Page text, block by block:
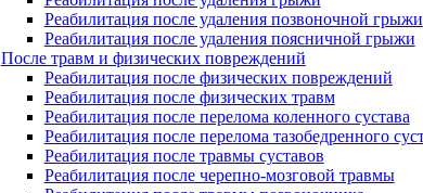
Реабилитация после удаления позвоночной грыжи
Реабилитация после удаления поясничной грыжи
После травм и физических повреждений
Реабилитация после физических повреждений
Реабилитация после физических травм
Реабилитация после перелома коленного сустава
Реабилитация после перелома тазобедренного
Реабилитация после травмы суставов
Реабилитация после черепно-мозговой травмы